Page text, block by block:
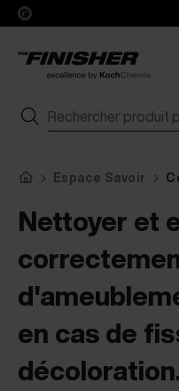
Espace Savoir
Nettoyer et
en cas de